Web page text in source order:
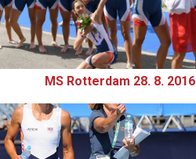
MS Rotterdam 28. 8. 2016